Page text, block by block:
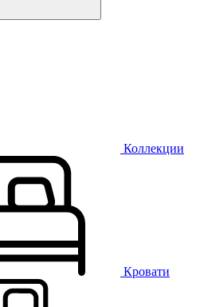
Коллекции
Кровати